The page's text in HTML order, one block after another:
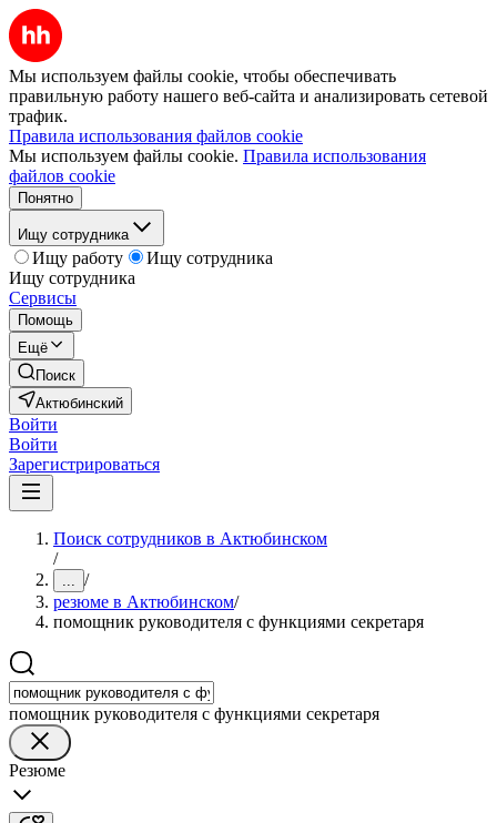
Мы используем файлы cookie, чтобы обеспечивать
правильную работу нашего веб-сайта и анализировать сетевой
трафик.
Правила использования файлов cookie
Мы используем файлы cookie. Правила использования
файлов cookie
Понятно
Ищу сотрудника
Ищу работу
Ищу сотрудника
Ищу сотрудника
Сервисы
Помощь
Ещё
Поиск
Актюбинский
Войти
Войти
Зарегистрироваться
Поиск сотрудников в Актюбинском
/
... /
резюме в Актюбинском/
помощник руководителя с функциями секретаря
помощник руководителя с функциями секретаря
Резюме